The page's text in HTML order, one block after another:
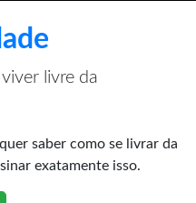
livre da
saber como se livrar da
exatamente isso.